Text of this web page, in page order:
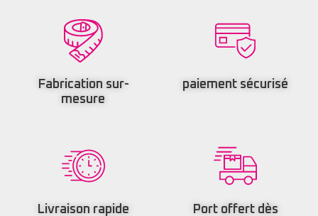
Fabrication sur-
mesure
paiement sécurisé
Livraison rapide
Port offert dès